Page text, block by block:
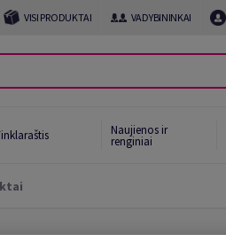
VISI PRODUKTAI VADYBININKAI
Naujienos ir
renginiai